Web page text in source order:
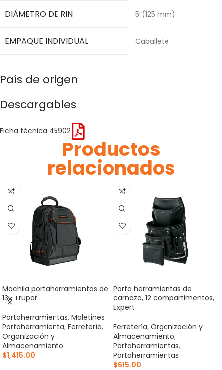
DIÁMETRO DE RIN 5″(125 mm)
EMPAQUE INDIVIDUAL Caballete
País de origen
Descargables
Ficha técnica 45902
Productos
relacionados
Mochila portaherramientas de
13″, Truper
Portaherramientas, Maletines
Portaherramienta, Ferretería,
Organización y
Almacenamiento
$1,415.00
Porta herramientas de
carnaza, 12 compartimentos,
Expert
Ferretería, Organización y
Almacenamiento,
Portaherramientas,
Portaherramientas
$615.00